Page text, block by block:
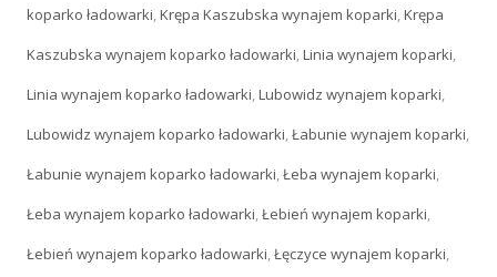
koparko ładowarki,Krępa Kaszubska wynajem koparki,Krępa
Kaszubska wynajem koparko ładowarki,Linia wynajem koparki,
Linia wynajem koparko ładowarki,Lubowidz wynajem koparki,
Lubowidz wynajem koparko ładowarki,Łabunie wynajem koparki,
Łabunie wynajem koparko ładowarki,Łeba wynajem koparki,
Łeba wynajem koparko ładowarki,Łebień wynajem koparki,
Łebień wynajem koparko ładowarki,Łęczyce wynajem koparki,